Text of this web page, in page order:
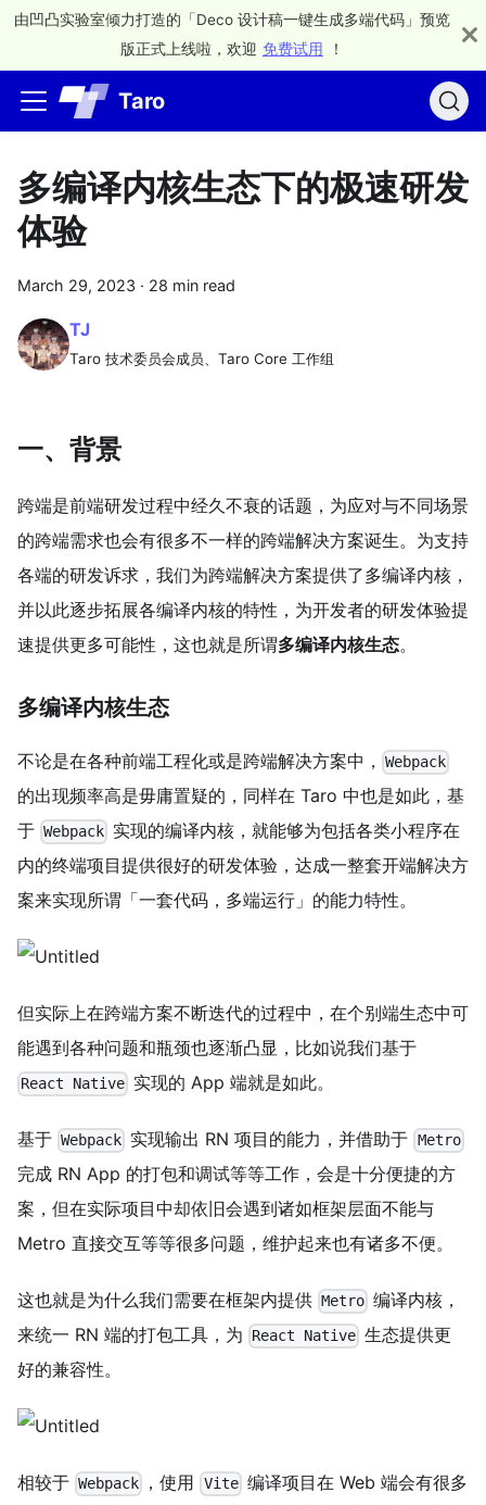
由凹凸实验室倾力打造的「Deco 设计稿一键生成多端代码」预览
版正式上线啦，欢迎 免费试用 ！
Taro
多编译内核生态下的极速研发
体验
March 29, 2023 · 28 min read
TJ
Taro 技术委员会成员、Taro Core 工作组
一、背景
跨端是前端研发过程中经久不衰的话题，为应对与不同场景
的跨端需求也会有很多不一样的跨端解决方案诞生。为支持
各端的研发诉求，我们为跨端解决方案提供了多编译内核，
并以此逐步拓展各编译内核的特性，为开发者的研发体验提
速提供更多可能性，这也就是所谓多编译内核生态。
多编译内核生态
不论是在各种前端工程化或是跨端解决方案中， Webpack
的出现频率高是毋庸置疑的，同样在 Taro 中也是如此，基
于 Webpack 实现的编译内核，就能够为包括各类小程序在
内的终端项目提供很好的研发体验，达成一整套开端解决方
案来实现所谓「一套代码，多端运行」的能力特性。
但实际上在跨端方案不断迭代的过程中，在个别端生态中可
能遇到各种问题和瓶颈也逐渐凸显，比如说我们基于
React Native 实现的 App 端就是如此。
基于 Webpack 实现输出 RN 项目的能力，并借助于 Metro
完成 RN App 的打包和调试等等工作，会是十分便捷的方
案，但在实际项目中却依旧会遇到诸如框架层面不能与
Metro 直接交互等等很多问题，维护起来也有诸多不便。
这也就是为什么我们需要在框架内提供 Metro 编译内核，
来统一 RN 端的打包工具，为
React Native 生态提供更
好的兼容性。
相较于 Webpack ，使用 Vite编译项目在 Web 端会有很多